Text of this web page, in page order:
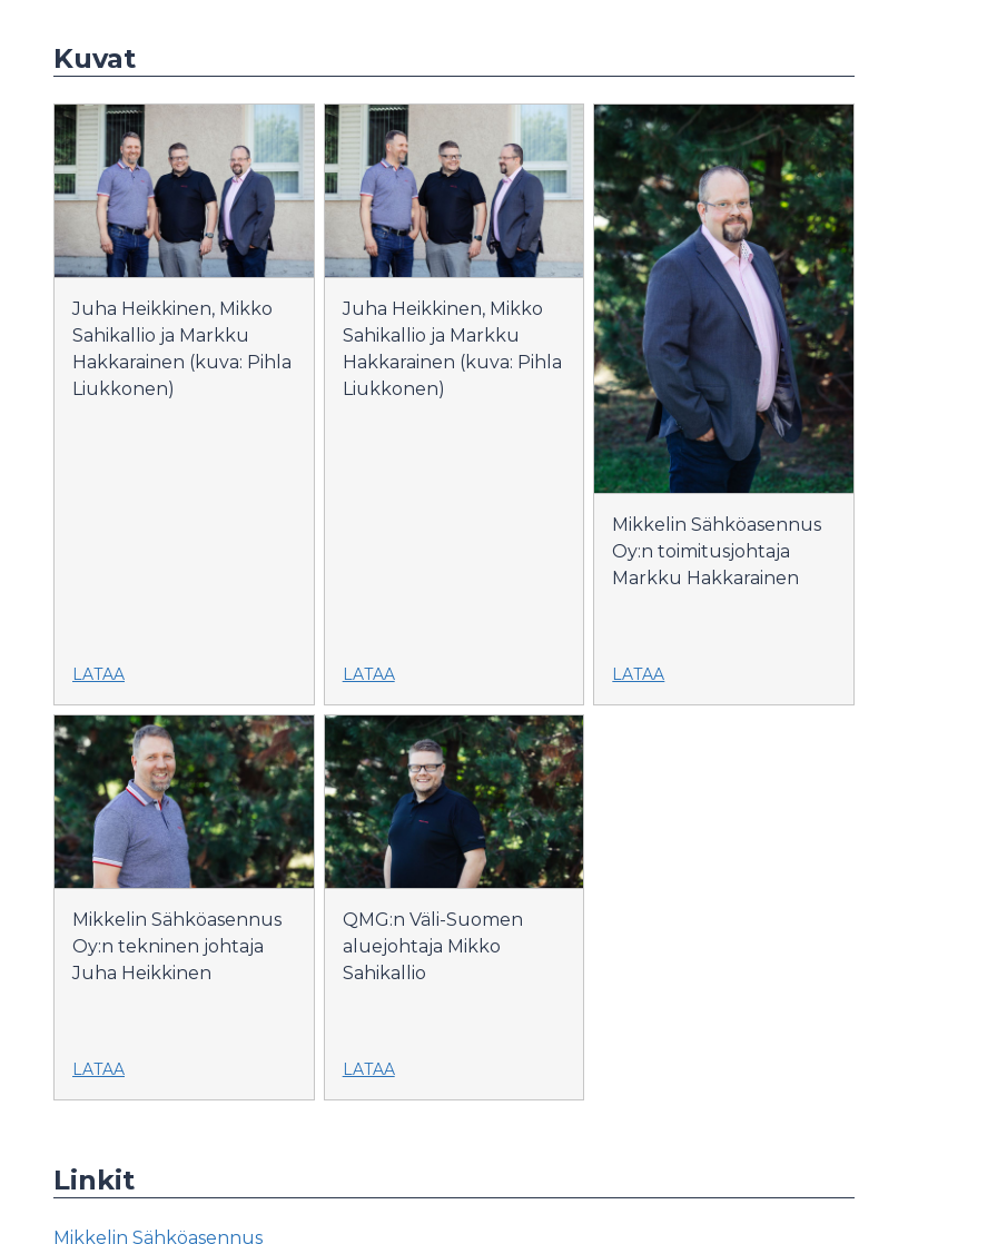
Kuvat
Juha Heikkinen, Mikko
Sahikallio ja Markku
Hakkarainen (kuva: Pihla
Liukkonen)
LATAA
Juha Heikkinen, Mikko
Sahikallio ja Markku
Hakkarainen (kuva: Pihla
Liukkonen)
LATAA
Mikkelin Sähköasennus
Oy:n toimitusjohtaja
Markku Hakkarainen
LATAA
Mikkelin Sähköasennus
Oy:n tekninen johtaja
Juha Heikkinen
LATAA
QMG:n Väli-Suomen
aluejohtaja Mikko
Sahikallio
LATAA
Linkit
Mikkelin Sähköasennus